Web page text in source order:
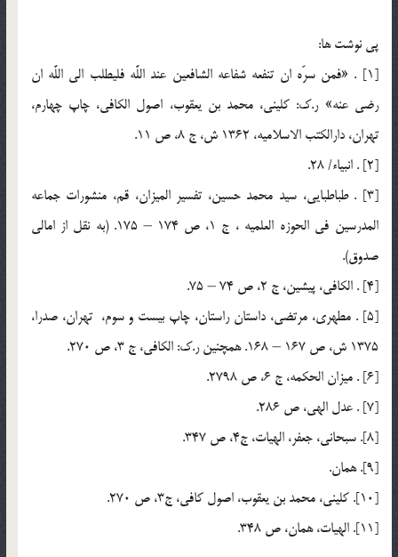
پي نوشت ها:
[1] . «فمن سرّه ان تنفعه شفاعه الشافعين عند اللَّه فليطلب الي اللَّه ان
رضي عنه» ر.ك: كليني، محمد بن يعقوب، اصول الكافي، چاپ چهارم،
تهران، دارالكتب الاسلاميه، 1362 ش، ج 8، ص 11.
[2] . انبياء/ 28.
[3] . طباطبايي، سيد محمد حسين، تفسير الميزان، قم، منشورات جماعه
المدرسين في الحوزه العلميه ، ج 1، ص 174 – 175. (به نقل از امالي
صدوق).
[4] . الكافي، پيشين، ج 2، ص 74 – 75.
[5] . مطهري، مرتضي، داستان راستان، چاپ بيست و سوم، تهران، صدرا،
1375 ش، ص 167 – 168. همچنين ر.ك: الكافي، ج 3، ص 270.
[6] . ميزان الحكمه، ج 6، ص 2798.
[7] . عدل الهي، ص 286.
[8]. سبحاني، جعفر، الهيات، ج4، ص 347.
[9]. همان.
[10]. کليني، محمد بن يعقوب، اصول کافي، ج3، ص 270.
[11]. الهيات، همان، ص 348.